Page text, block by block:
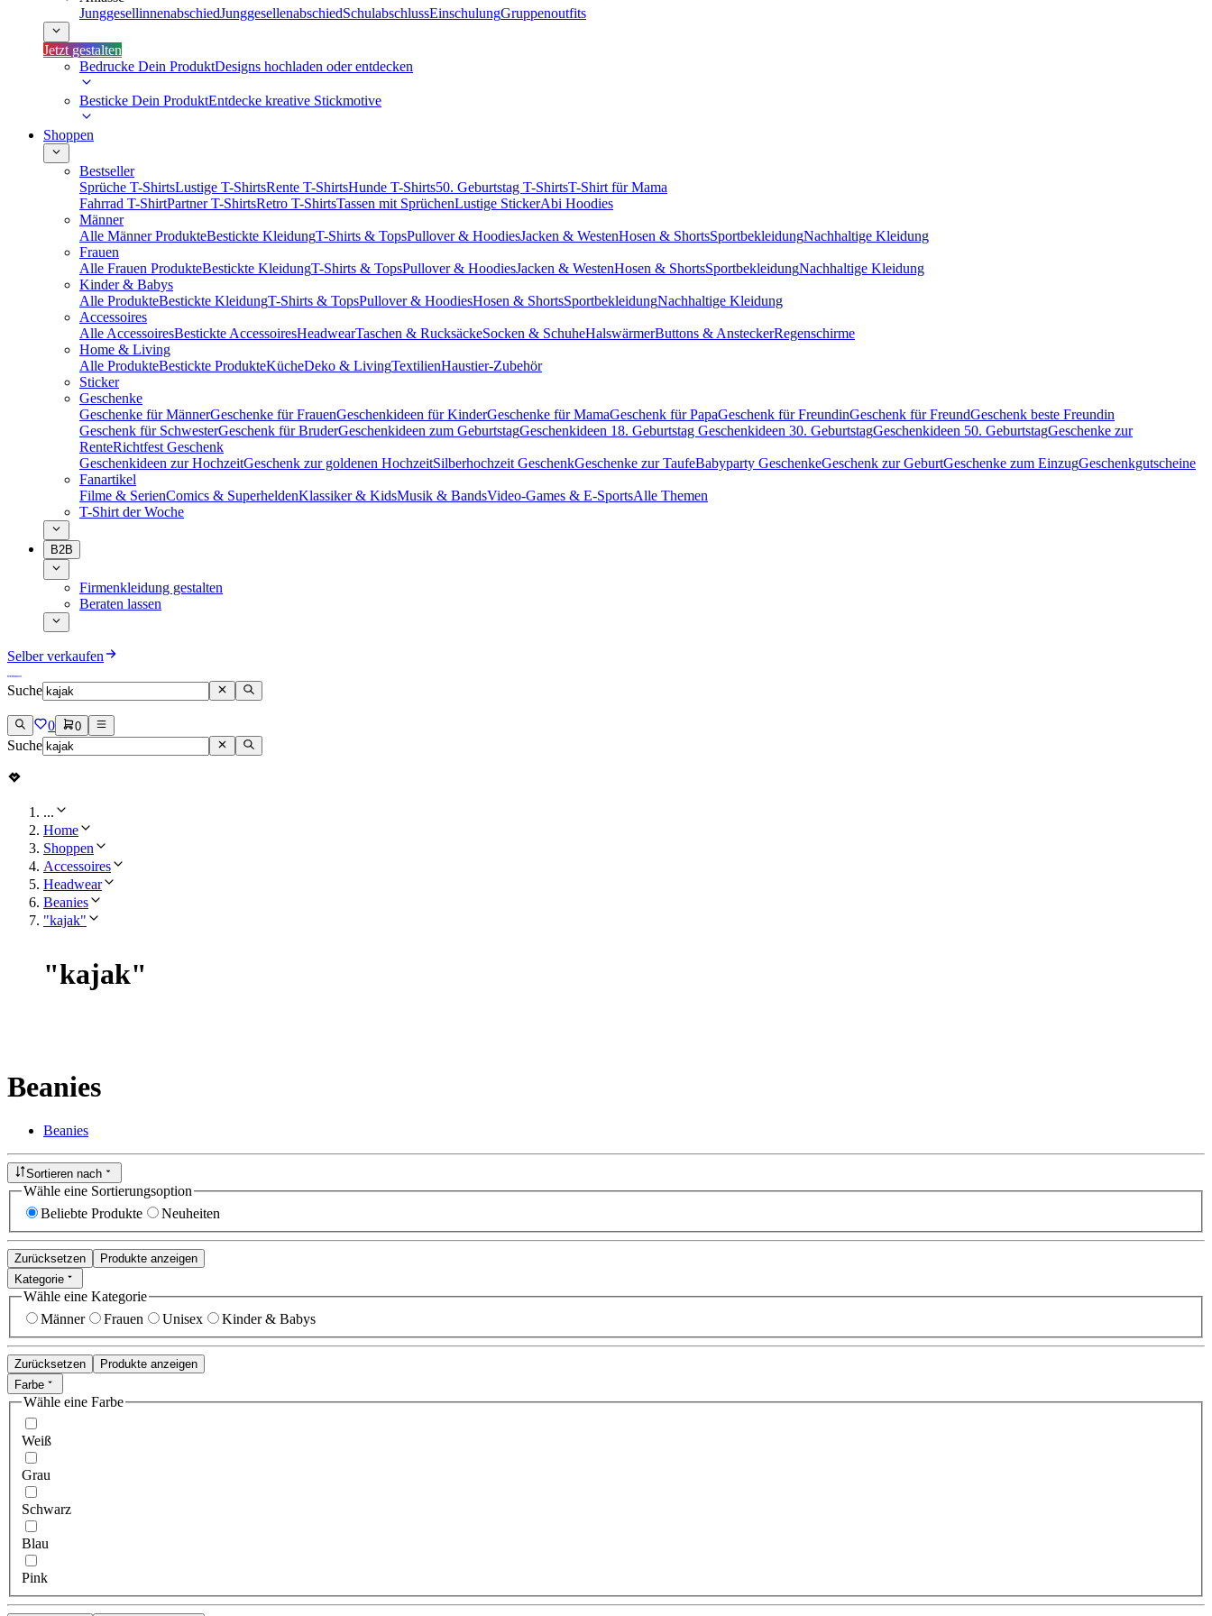
JunggesellinnenabschiedJunggesellenabschiedSchulabschlussEinschulungGruppenoutfits
Jetzt gestalten
Bedrucke Dein ProduktDesigns hochladen oder entdecken
Besticke Dein ProduktEntdecke kreative Stickmotive
Shoppen
Bestseller
Sprüche T-ShirtsLustige T-ShirtsRente T-ShirtsHunde T-Shirts50. Geburtstag T-ShirtsT-Shirt für Mama
Fahrrad T-ShirtPartner T-ShirtsRetro T-ShirtsTassen mit SprüchenLustige StickerAbi Hoodies
Männer
Alle Männer ProdukteBestickte KleidungT-Shirts & TopsPullover & HoodiesJacken & WestenHosen & ShortsSportbekleidungNachhaltige Kleidung
Frauen
Alle Frauen ProdukteBestickte KleidungT-Shirts & TopsPullover & HoodiesJacken & WestenHosen & ShortsSportbekleidungNachhaltige Kleidung
Kinder & Babys
Alle ProdukteBestickte KleidungT-Shirts & TopsPullover & HoodiesHosen & ShortsSportbekleidungNachhaltige Kleidung
Accessoires
Alle AccessoiresBestickte AccessoiresHeadwearTaschen & RucksäckeSocken & SchuheHalswärmerButtons & AnsteckerRegenschirme
Home & Living
Alle ProdukteBestickte ProdukteKücheDeko & LivingTextilienHaustier-Zubehör
Sticker
Geschenke
Geschenke für MännerGeschenke für FrauenGeschenkideen für KinderGeschenke für MamaGeschenk für PapaGeschenk für FreundinGeschenk für FreundGeschenk beste Freundin
Geschenk für SchwesterGeschenk für BruderGeschenkideen zum GeburtstagGeschenkideen 18. Geburtstag Geschenkideen 30. GeburtstagGeschenkideen 50. GeburtstagGeschenke zur
RenteRichtfest Geschenk
Geschenkideen zur HochzeitGeschenk zur goldenen HochzeitSilberhochzeit GeschenkGeschenke zur TaufeBabyparty GeschenkeGeschenk zur GeburtGeschenke zum EinzugGeschenkgutscheine
Fanartikel
Filme & SerienComics & SuperheldenKlassiker & KidsMusik & BandsVideo-Games & E-SportsAlle Themen
T-Shirt der Woche
B2B
Firmenkleidung gestalten
Beraten lassen
Selber verkaufen
Suche
0 0
Suche
...
Home
Shoppen
Accessoires
Headwear
Beanies
"kajak"
"kajak"
Beanies
Beanies
Sortieren nach
Wähle eine Sortierungsoption
Beliebte Produkte
Neuheiten
Zurücksetzen
Produkte anzeigen
Kategorie
Wähle eine Kategorie
Männer
Frauen Unisex Kinder & Babys
Zurücksetzen
Produkte anzeigen
Farbe
Wähle eine Farbe
Weiß
Grau
Schwarz
Blau
Pink